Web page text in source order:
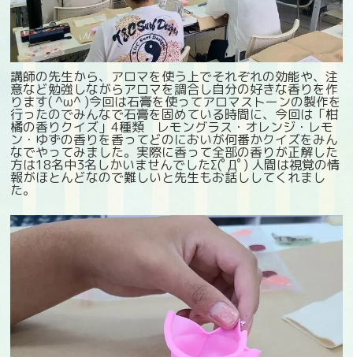
講師の先生から、アロマを使う上でそれぞれの効能や、注
意など勉強しながらアロマを調合し自分の好きな香りを作
ります( ^ω^ )今回は石膏を使ってアロマストーンの製作を
行ったのでみんなで石膏を固めている時間に、今回は「柑
橘の香りクイズ」4種類 レモングラス・オレンジ・レモ
ン・ゆずの香りを香ってどのにおいが何番かクイズをみん
なでやってみました。実際に香って全部の香りが正解した
方は18名中3名しかいませんでしたΣ(ﾟДﾟ) 人間は視覚の情
報がほとんどなので難しいと先生もお話ししてくれまし
た。